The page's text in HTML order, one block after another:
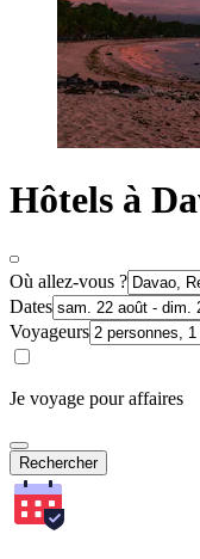
Hôtels à
Où allez-vous ?
Dates
Voyageurs
Je voyage pour affaires
Rechercher